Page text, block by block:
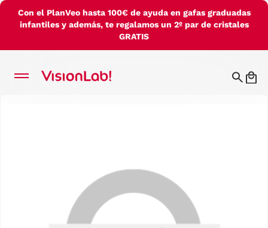
Con el PlanVeo hasta 100€ de ayuda en gafas graduadas
infantiles y además, te regalamos un 2º par de cristales
GRATIS